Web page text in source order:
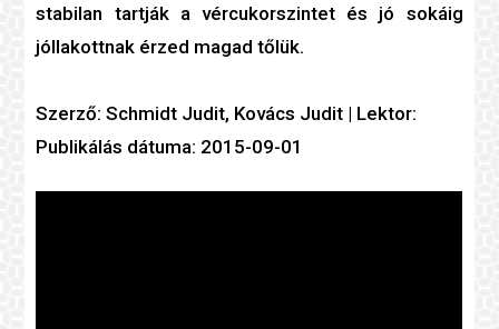
stabilan tartják a vércukorszintet és jó sokáig
jóllakottnak érzed magad tőlük.
Szerző: Schmidt Judit, Kovács Judit | Lektor:
Publikálás dátuma: 2015-09-01